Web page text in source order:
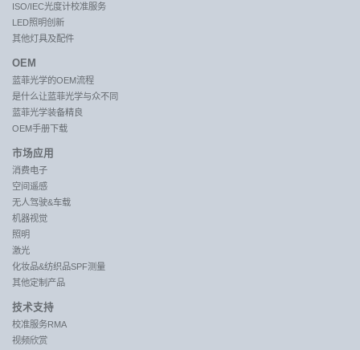
ISO/IEC光度计校准服务
LED照明创新
其他灯具及配件
OEM
蓝菲光学的OEM流程
是什么让蓝菲光学与众不同
蓝菲光学装备精良
OEM手册下载
市场应用
消费电子
空间遥感
无人驾驶&车载
机器视觉
照明
激光
化妆品&纺织品SPF测量
其他定制产品
技术支持
校准服务RMA
视频欣赏